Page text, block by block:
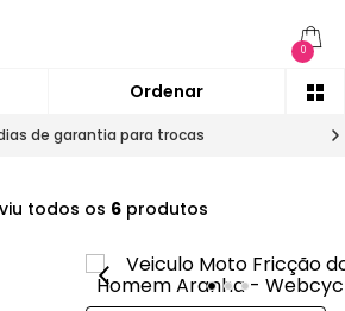
0
de garantia para trocas
todos os 6 produtos